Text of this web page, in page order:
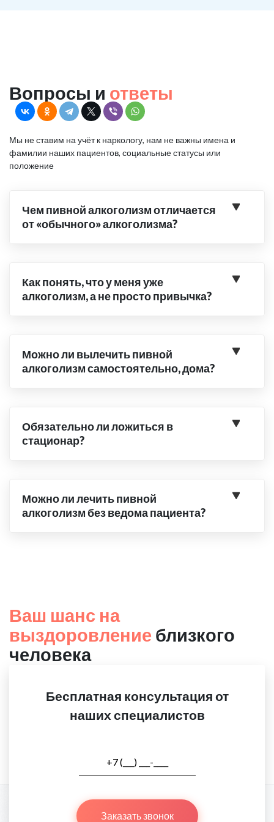
Вопросы и ответы
Мы не ставим на учёт к наркологу, нам не важны имена и
фамилии наших пациентов, социальные статусы или
положение
Чем пивной алкоголизм отличается
от «обычного» алкоголизма?
Как понять, что у меня уже
алкоголизм, а не просто привычка?
Можно ли вылечить пивной
алкоголизм самостоятельно, дома?
Обязательно ли ложиться в
стационар?
Можно ли лечить пивной
алкоголизм без ведома пациента?
Ваш шанс на
выздоровление близкого
человека
Бесплатная консультация от
наших специалистов
Заказать звонок